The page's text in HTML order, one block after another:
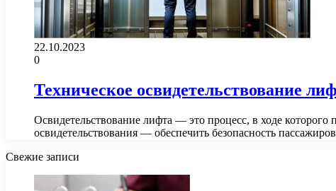
22.10.2023
0
Техническое освидетельствование
Освидетельствование лифта — это процесс, в ходе которого
освидетельствования — обеспечить безопасность
Свежие записи